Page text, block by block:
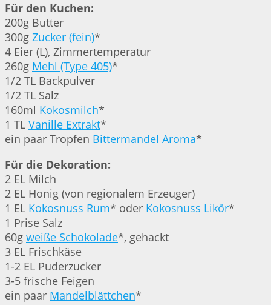
Für den Kuchen:
200g Butter
300g Zucker (fein)*
4 Eier (L), Zimmertemperatur
260g Mehl (Type 405)*
1/2 TL Backpulver
1/2 TL Salz
160ml Kokosmilch*
1 TL Vanille Extrakt*
ein paar Tropfen Bittermandel Aroma*
Für die Dekoration:
2 EL Milch
2 EL Honig (von regionalem Erzeuger)
1 EL Kokosnuss Rum* oder Kokosnuss Likör*
1 Prise Salz
60g weiße Schokolade*, gehackt
3 EL Frischkäse
1-2 EL Puderzucker
3-5 frische Feigen
ein paar Mandelblättchen*